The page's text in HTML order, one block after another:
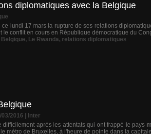
diplomatiques avec la Belgique
ce lundi 17 mars la rupture de ses relations
le conflit en cours en République démocratique du
Belgique, Le Rwanda, relations diplomatiques
03/2016
Inter
difficilement après les attentats qui ont frappé le pays
métro de Bruxelles, à l'heure de pointe dans la